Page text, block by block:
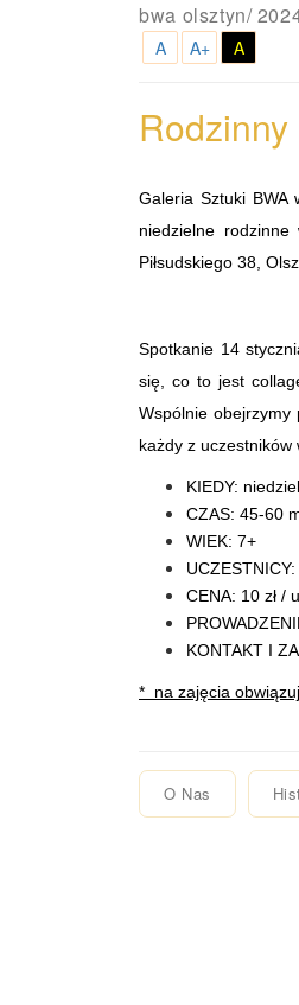
bwa olsztyn/
A A+ A
Galeria Sztuki BWA
niedzielne rodzinne
Piłsudskiego 38,
Spotkanie 14
się, co to jest
Wspólnie obejrzymy
każdy z uczestników
KIEDY:
CZAS: 45-60
WIEK: 7+
CENA: 10 zł /
KONTAKT I
* na zajęcia
O Nas